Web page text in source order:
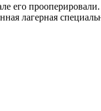
его
лагерная